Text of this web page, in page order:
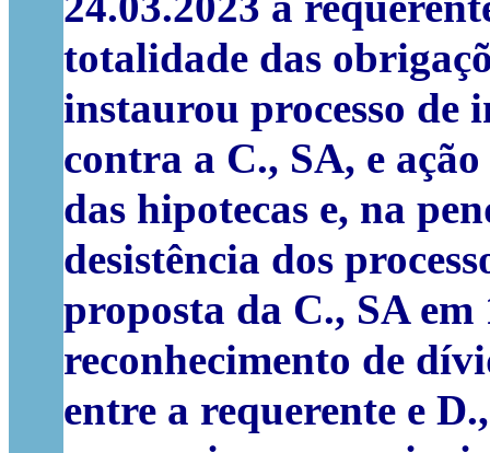
totalidade das
instaurou processo de
contra a C., SA, e
das hipotecas e, na
desistência dos
proposta da C., SA
reconhecimento de
entre a requerente e